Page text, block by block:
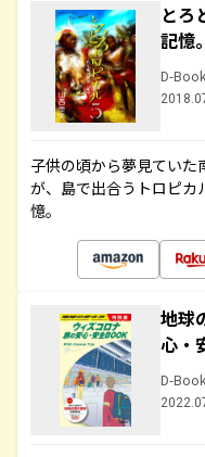
とろ
記憶
D-
子供の頃から夢見てい
が、島で出合うトロピ
憶。
地球
心・
D-